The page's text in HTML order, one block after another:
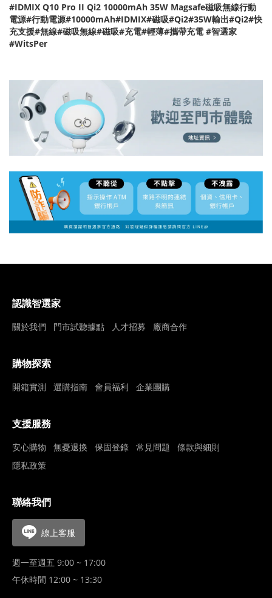
#IDMIX Q10 Pro II Qi2 10000mAh 35W Magsafe磁吸無線行動
電源#行動電源#10000mAh#IDMIX#磁吸#Qi2#35W輸出#Qi2#快
充支援#無線#磁吸無線#磁吸#充電#輕薄#攜帶充電 #智選家
#WitsPer
認識智選家
關於我們 門市試聽據點 人才招募 廠商合作
購物探索
開箱實測 選購指南 會員福利 企業團購
支援服務
安心購物 無憂退換 保固登錄 常見問題
條款與細則
隱私政策
聯絡我們
線上客服
週一至週五 9:00 ~ 17:00
午休時間 12:00 ~ 13:30